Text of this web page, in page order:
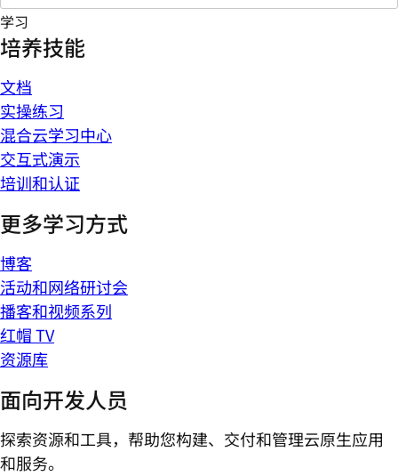
学习
培养技能
文档
实操练习
混合云学习中心
交互式演示
培训和认证
更多学习方式
博客
活动和网络研讨会
播客和视频系列
红帽 TV
资源库
面向开发人员
探索资源和工具，帮助您构建、交付和管理云原生应用
和服务。